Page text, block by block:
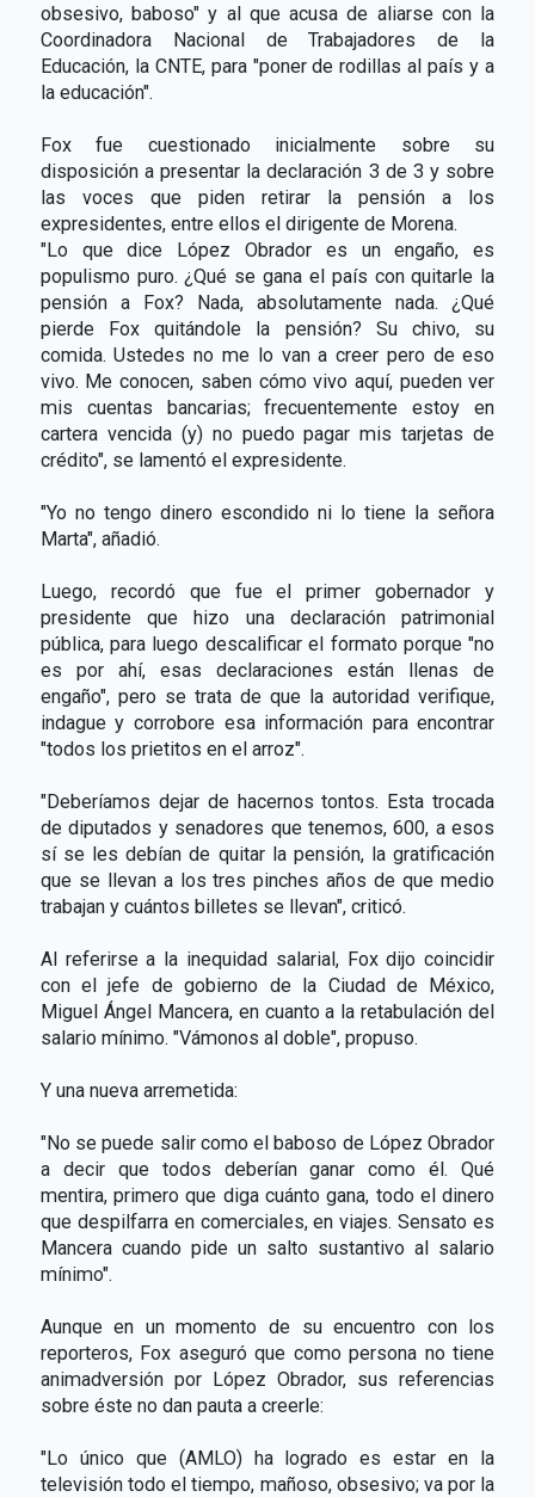
obsesivo, baboso" y al que acusa de aliarse con la
Coordinadora Nacional de Trabajadores de la
Educación, la CNTE, para "poner de rodillas al país y a
la educación".
Fox fue cuestionado inicialmente sobre su
disposición a presentar la declaración 3 de 3 y sobre
las voces que piden retirar la pensión a los
expresidentes, entre ellos el dirigente de Morena.
"Lo que dice López Obrador es un engaño, es
populismo puro. ¿Qué se gana el país con quitarle la
pensión a Fox? Nada, absolutamente nada. ¿Qué
pierde Fox quitándole la pensión? Su chivo, su
comida. Ustedes no me lo van a creer pero de eso
vivo. Me conocen, saben cómo vivo aquí, pueden ver
mis cuentas bancarias; frecuentemente estoy en
cartera vencida (y) no puedo pagar mis tarjetas de
crédito", se lamentó el expresidente.
"Yo no tengo dinero escondido ni lo tiene la señora
Marta", añadió.
Luego, recordó que fue el primer gobernador y
presidente que hizo una declaración patrimonial
pública, para luego descalificar el formato porque "no
es por ahí, esas declaraciones están llenas de
engaño", pero se trata de que la autoridad verifique,
indague y corrobore esa información para encontrar
"todos los prietitos en el arroz".
"Deberíamos dejar de hacernos tontos. Esta trocada
de diputados y senadores que tenemos, 600, a esos
sí se les debían de quitar la pensión, la gratificación
que se llevan a los tres pinches años de que medio
trabajan y cuántos billetes se llevan", criticó.
Al referirse a la inequidad salarial, Fox dijo coincidir
con el jefe de gobierno de la Ciudad de México,
Miguel Ángel Mancera, en cuanto a la retabulación del
salario mínimo. "Vámonos al doble", propuso.
Y una nueva arremetida:
"No se puede salir como el baboso de López Obrador
a decir que todos deberían ganar como él. Qué
mentira, primero que diga cuánto gana, todo el dinero
que despilfarra en comerciales, en viajes. Sensato es
Mancera cuando pide un salto sustantivo al salario
mínimo".
Aunque en un momento de su encuentro con los
reporteros, Fox aseguró que como persona no tiene
animadversión por López Obrador, sus referencias
sobre éste no dan pauta a creerle:
"Lo único que (AMLO) ha logrado es estar en la
televisión todo el tiempo, mañoso, obsesivo; va por la